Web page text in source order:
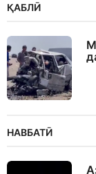
ҚАБЛӢ
НАВБАТӢ